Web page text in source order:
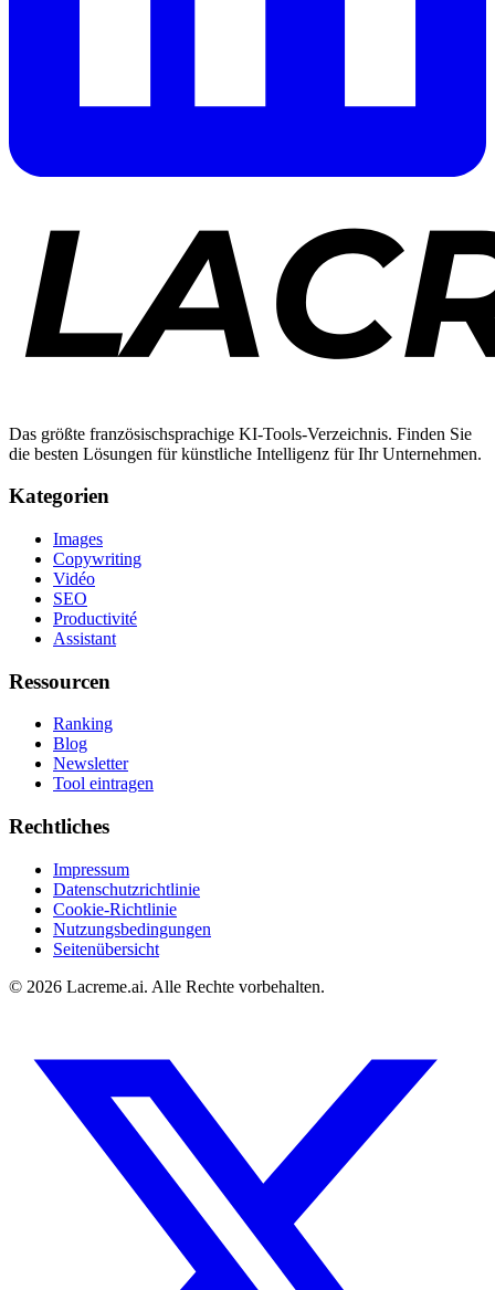
Das größte französischsprachige KI-Tools-Verzeichnis. Finden Sie
die besten Lösungen für künstliche Intelligenz für Ihr Unternehmen.
Kategorien
Images
Copywriting
Vidéo
SEO
Productivité
Assistant
Ressourcen
Ranking
Blog
Newsletter
Tool eintragen
Rechtliches
Impressum
Datenschutzrichtlinie
Cookie-Richtlinie
Nutzungsbedingungen
Seitenübersicht
© 2026 Lacreme.ai. Alle Rechte vorbehalten.